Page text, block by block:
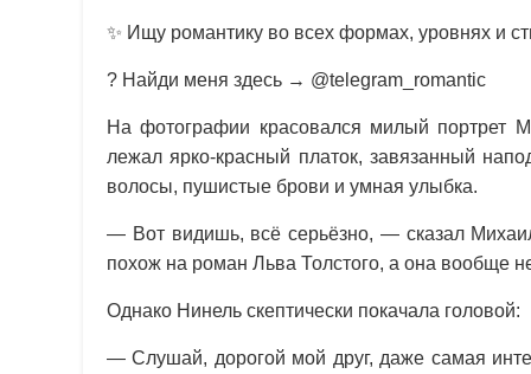
✨ Ищу романтику во всех формах, уровнях и
? Найди меня здесь → @telegram_romantic
На фотографии красовался милый портрет
лежал ярко-красный платок, завязанный
волосы, пушистые брови и умная улыбка.
— Вот видишь, всё серьёзно, — сказал
похож на роман Льва Толстого, а она вообще
Однако Нинель скептически покачала головой:
— Слушай, дорогой мой друг, даже самая